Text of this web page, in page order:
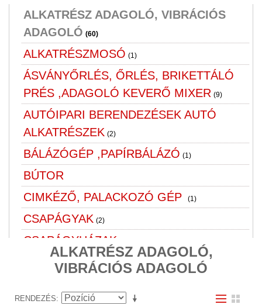
ALKATRÉSZ ADAGOLÓ, VIBRÁCIÓS
ADAGOLÓ (60)
ALKATRÉSZMOSÓ (1)
ÁSVÁNYŐRLÉS, ŐRLÉS, BRIKETTÁLÓ
PRÉS ,ADAGOLÓ KEVERŐ MIXER (9)
AUTÓIPARI BERENDEZÉSEK AUTÓ
ALKATRÉSZEK (2)
BÁLÁZÓGÉP ,PAPÍRBÁLÁZÓ (1)
BÚTOR
CIMKÉZŐ, PALACKOZÓ GÉP
(1)
CSAPÁGYAK (2)
CSAPÁGYHÁZAK
CSOMAGOLÓANYAG
OLVASZTÓ
ALKATRÉSZ ADAGOLÓ,
VIBRÁCIÓS ADAGOLÓ
RENDEZÉS